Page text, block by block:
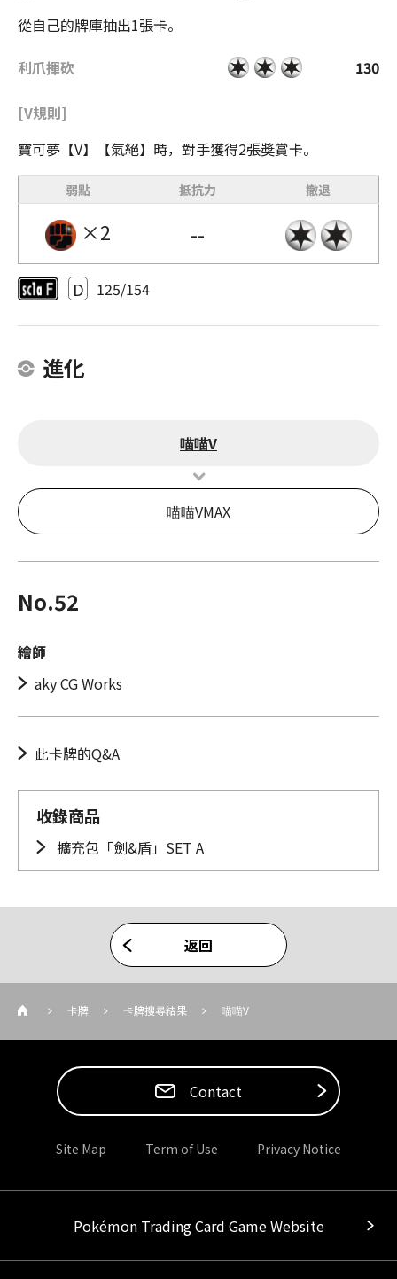
從自己的牌庫抽出1張卡。
利爪揮砍
130
[V規則]
寶可夢【V】【氣絕】時，對手獲得2張獎賞卡。
弱點 抵抗力 撤退
×2 --
D 125/154
進化
喵喵V
喵喵VMAX
No.52
繪師
aky CG Works
此卡牌的Q&A
收錄商品
擴充包「劍&盾」SET A
返回
卡牌 卡牌搜尋結果 喵喵V
Contact
Site Map Term of Use Privacy Notice
Pokémon Trading Card Game Website